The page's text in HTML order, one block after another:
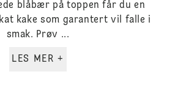
blåbær på toppen får du en
kake som garantert vil falle i
smak. Prøv ...
LES MER +